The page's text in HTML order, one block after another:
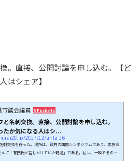
。直接、公開討論を申し込む。【ど
はシェア】
市議会議員 3 Pockets
と名刺交換。直接、公開討論を申し込む。
たか気になる人はシ...
2017/12/arita-16
刺交換を行った。場所は、政府の国際シンポジウムであり、家族会
んに「有田氏が話しかけていた現場」である。私は、一瞬でその意